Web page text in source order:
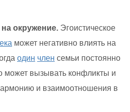
окружение. Эгоистическое
может негативно влиять на
один член семьи постоянно
может вызывать конфликты и
и взаимоотношения в